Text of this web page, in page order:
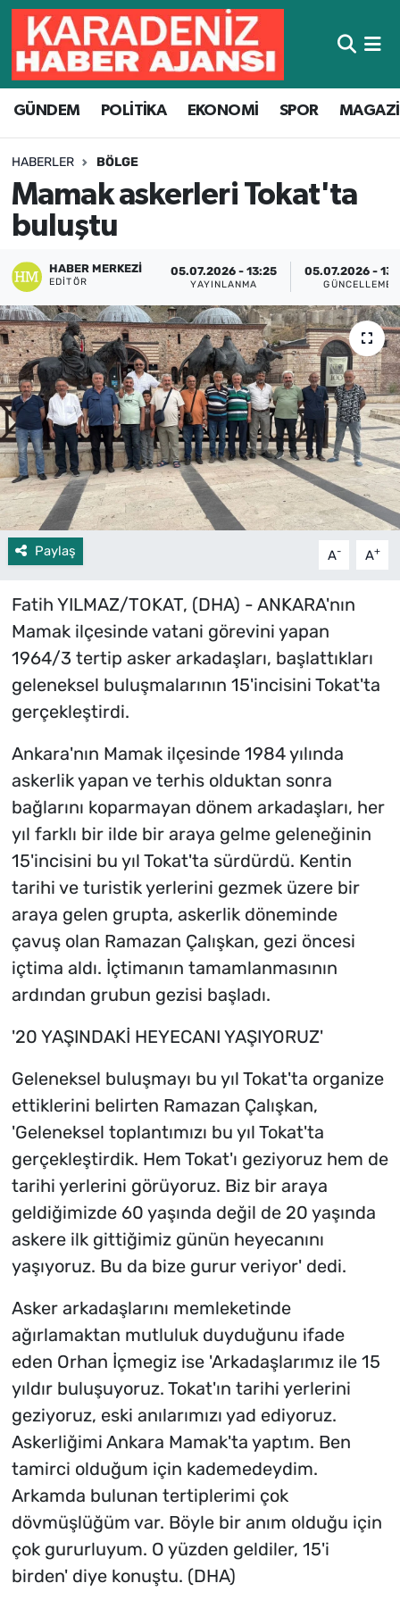
GÜNDEM POLİTİKA EKONOMİ SPOR
HABERLER BÖLGE
Mamak askerleri Tokat'ta
buluştu
HABER MERKEZI
EDITÖR
05.07.2026 - 13:25
YAYINLANMA
05.07.2026 -
GÜNCELLEME
Paylaş A- A+
Fatih YILMAZ/TOKAT, (DHA) - ANKARA'nın
Mamak ilçesinde vatani görevini yapan
1964/3 tertip asker arkadaşları, başlattıkları
geleneksel buluşmalarının 15'incisini Tokat'ta
gerçekleştirdi.
Ankara'nın Mamak ilçesinde 1984 yılında
askerlik yapan ve terhis olduktan sonra
bağlarını koparmayan dönem arkadaşları, her
yıl farklı bir ilde bir araya gelme geleneğinin
15'incisini bu yıl Tokat'ta sürdürdü. Kentin
tarihi ve turistik yerlerini gezmek üzere bir
araya gelen grupta, askerlik döneminde
çavuş olan Ramazan Çalışkan, gezi öncesi
içtima aldı. İçtimanın tamamlanmasının
ardından grubun gezisi başladı.
'20 YAŞINDAKİ HEYECANI YAŞIYORUZ'
Geleneksel buluşmayı bu yıl Tokat'ta organize
ettiklerini belirten Ramazan Çalışkan,
'Geleneksel toplantımızı bu yıl Tokat'ta
gerçekleştirdik. Hem Tokat'ı geziyoruz hem de
tarihi yerlerini görüyoruz. Biz bir araya
geldiğimizde 60 yaşında değil de 20 yaşında
askere ilk gittiğimiz günün heyecanını
yaşıyoruz. Bu da bize gurur veriyor' dedi.
Asker arkadaşlarını memleketinde
ağırlamaktan mutluluk duyduğunu ifade
eden Orhan İçmegiz ise 'Arkadaşlarımız ile 15
yıldır buluşuyoruz. Tokat'ın tarihi yerlerini
geziyoruz, eski anılarımızı yad ediyoruz.
Askerliğimi Ankara Mamak'ta yaptım. Ben
tamirci olduğum için kademedeydim.
Arkamda bulunan tertiplerimi çok
dövmüşlüğüm var. Böyle bir anım olduğu için
çok gururluyum. O yüzden geldiler, 15'i
birden' diye konuştu. (DHA)
Hava Durumu
Trafik Durumu
Süper Lig Puan Durumu ve Fikstür
Tüm Manşetler